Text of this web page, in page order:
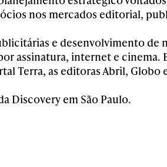
nos mercados editorial,
e desenvolvimento de
assinatura, internet e cinema.
Terra, as editoras Abril, Globo
Discovery em São Paulo.